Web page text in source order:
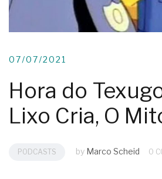
07/07/2021
Hora do
Lixo Cria, O
PODCASTS by Marco Scheid 0